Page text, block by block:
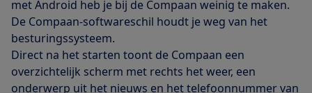
met Android heb je bij de Compaan weinig te maken.
De Compaan-softwareschil houdt je weg van het
besturingssysteem.
Direct na het starten toont de Compaan een
overzichtelijk scherm met rechts het weer, een
onderwerp uit het nieuws en het telefoonnummer van